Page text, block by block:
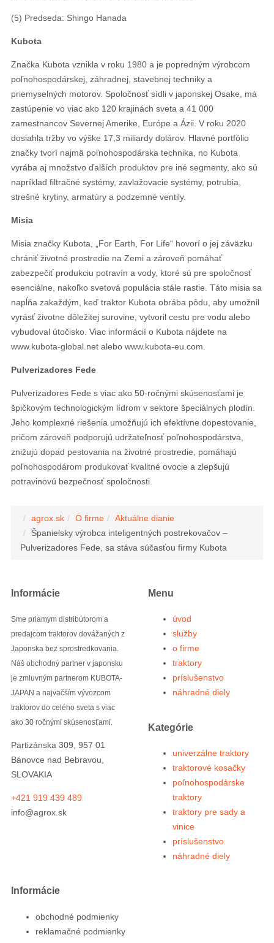
(5) Predseda: Shingo Hanada
Kubota
Značka Kubota vznikla v roku 1980 a je popredným výrobcom
poľnohospodárskej, záhradnej, stavebnej techniky a
priemyselných motorov. Spoločnosť sídli v japonskej Osake, má
zastúpenie vo viac ako 120 krajinách sveta a 41 000
zamestnancov Severnej Amerike, Európe a Ázii. V roku 2020
dosiahla tržby vo výške 17,3 miliardy dolárov. Hlavné portfólio
značky tvorí najmä poľnohospodárska technika, no Kubota
vyrába aj množstvo ďalších produktov pre iné segmenty, ako sú
napríklad filtračné systémy, zavlažovacie systémy, potrubia,
strešné krytiny, armatúry a podzemné ventily.
Misia
Misia značky Kubota, „For Earth, For Life“ hovorí o jej záväzku
chrániť životné prostredie na Zemi a zároveň pomáhať
zabezpečiť produkciu potravín a vody, ktoré sú pre spoločnosť
esenciálne, nakoľko svetová populácia stále rastie. Táto misia sa
napĺňa zakaždým, keď traktor Kubota obrába pôdu, aby umožnil
vyrásť životne dôležitej surovine, vytvoril cestu pre vodu alebo
vybudoval útočisko. Viac informácií o Kubota nájdete na
www.kubota-global.net alebo www.kubota-eu.com.
Pulverizadores Fede
Pulverizadores Fede s viac ako 50-ročnými skúsenosťami je
špičkovým technologickým lídrom v sektore špeciálnych plodín.
Jeho komplexné riešenia umožňujú ich efektívne dopestovanie,
pričom zároveň podporujú udržateľnosť poľnohospodárstva,
znižujú dopad pestovania na životné prostredie, pomáhajú
poľnohospodárom produkovať kvalitné ovocie a zlepšujú
potravinovú bezpečnosť spoločnosti.
agrox.sk O firme
Aktuálne dianie
Španielsky výrobca inteligentných postrekovačov –
Pulverizadores Fede, sa stáva súčasťou firmy Kubota
Informácie
Sme priamym distribútorom a
predajcom traktorov dovážaných z
Japonska bez sprostredkovania.
Náš obchodný partner v japonsku
je zmluvným partnerom KUBOTA-
JAPAN a najväčším vývozcom
traktorov do celého sveta s viac
ako 30 ročnými skúsenosťami.
Partizánska 309, 957 01
Bánovce nad Bebravou,
SLOVAKIA
+421 919 439 489
info@agrox.sk
Menu
úvod
služby
o firme
traktory
príslušenstvo
náhradné diely
Kategórie
univerzálne traktory
traktorové kosačky
poľnohospodárske
traktory
traktory pre sady a
vinice
príslušenstvo
náhradné diely
Informácie
obchodné podmienky
reklamačné podmienky